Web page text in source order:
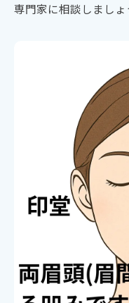
専門家に相談しましょ